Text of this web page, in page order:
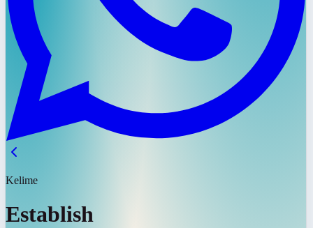
Kelime
Establish